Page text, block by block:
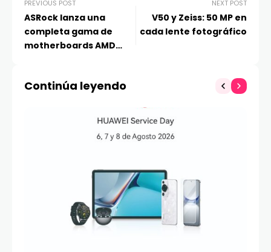
PREVIOUS POST
ASRock lanza una
completa gama de
motherboards AMD
NEXT POST
V50 y Zeiss: 50 MP en
cada lente fotográfico
Continúa leyendo